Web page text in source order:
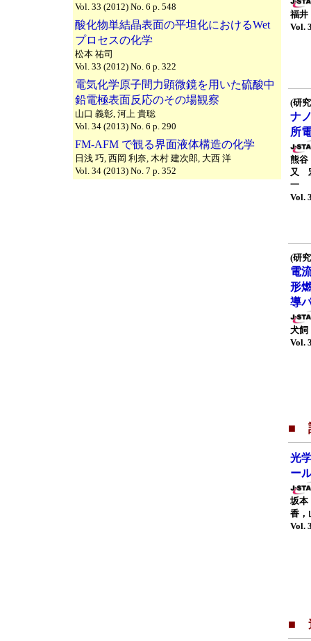
Vol. 33 (2012) No. 6 p. 548
酸化物単結晶表面の平坦化におけるWet
プロセスの化学
松本 祐司
Vol. 33 (2012) No. 6 p. 322
電気化学原子間力顕微鏡を用いた硫酸中
鉛電極表面反応のその場観察
山口 義彰, 河上 貴聡
Vol. 34 (2013) No. 6 p. 290
FM-AFM で観る界面液体構造の化学
日浅 巧, 西岡 利奈, 木村 建次郎, 大西 洋
Vol. 34 (2013) No. 7 p. 352
福
Vol.
(研
ナ
所
熊
又
一
Vol.
(研
電
形
導
犬
Vol.
■
光
ー
坂
香
Vol.
■